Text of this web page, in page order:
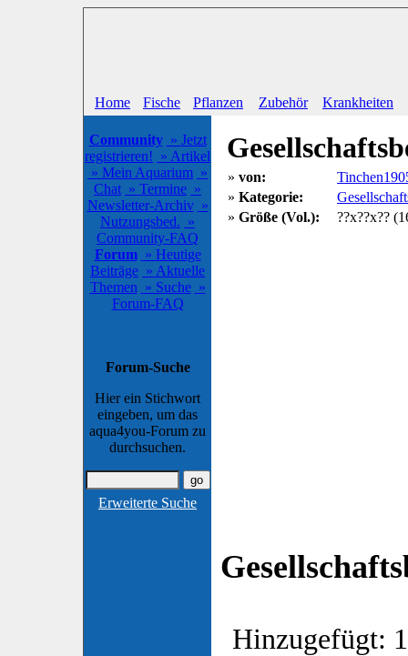
Home Fische Pflanzen Zubehör Krankheiten
Community » Jetzt
registrieren! » Artikel
» Mein Aquarium »
Chat » Termine »
Newsletter-Archiv »
Nutzungsbed. »
Community-FAQ
Forum » Heutige
Beiträge » Aktuelle
Themen » Suche »
Forum-FAQ
Forum-Suche
Hier ein Stichwort
eingeben, um das
aqua4you-Forum zu
durchsuchen.
Erweiterte Suche
» von:
» Kategorie:
» Größe (Vol.): ??x??x??
Hinzugefügt: